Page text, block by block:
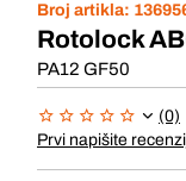
Broj artikla:
Rotolock
PA12 GF50
(0)
Prvi napišite